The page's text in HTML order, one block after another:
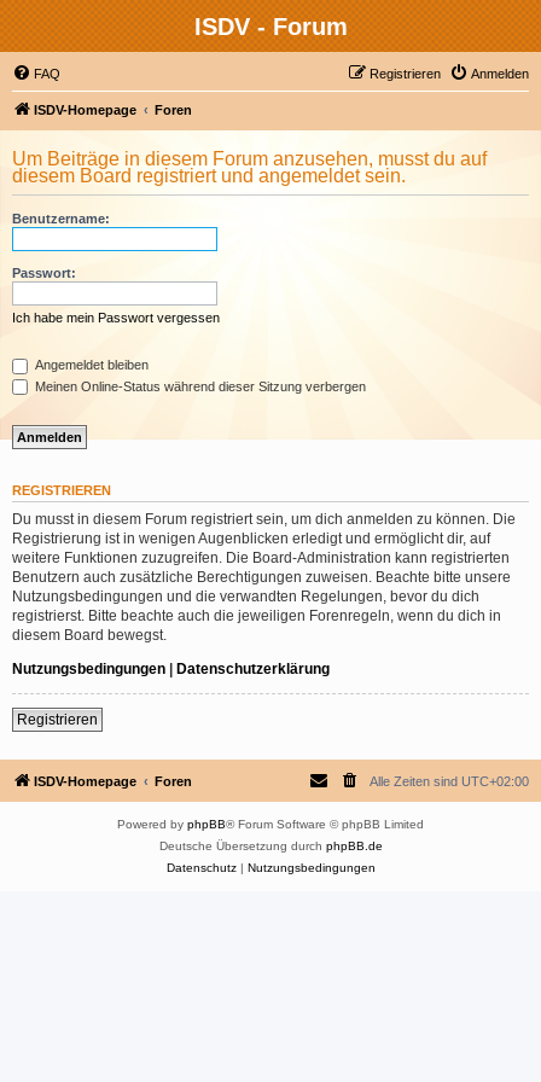
ISDV - Forum
FAQ Anmelden
Registrieren
ISDV-Homepage Foren
Um Beiträge in diesem Forum anzusehen, musst du auf
diesem Board registriert und angemeldet sein.
Benutzername:
Passwort:
Ich habe mein Passwort vergessen
Angemeldet bleiben
Meinen Online-Status während dieser Sitzung verbergen
REGISTRIEREN
Du musst in diesem Forum registriert sein, um dich anmelden zu können. Die
Registrierung ist in wenigen Augenblicken erledigt und ermöglicht dir, auf
weitere Funktionen zuzugreifen. Die Board-Administration kann registrierten
Benutzern auch zusätzliche Berechtigungen zuweisen. Beachte bitte unsere
Nutzungsbedingungen und die verwandten Regelungen, bevor du dich
registrierst. Bitte beachte auch die jeweiligen Forenregeln, wenn du dich in
diesem Board bewegst.
Nutzungsbedingungen | Datenschutzerklärung
Registrieren
ISDV-Homepage Foren Alle Zeiten sind UTC+02:00
Powered by phpBB® Forum Software © phpBB Limited
Deutsche Übersetzung durch phpBB.de
Datenschutz| Nutzungsbedingungen